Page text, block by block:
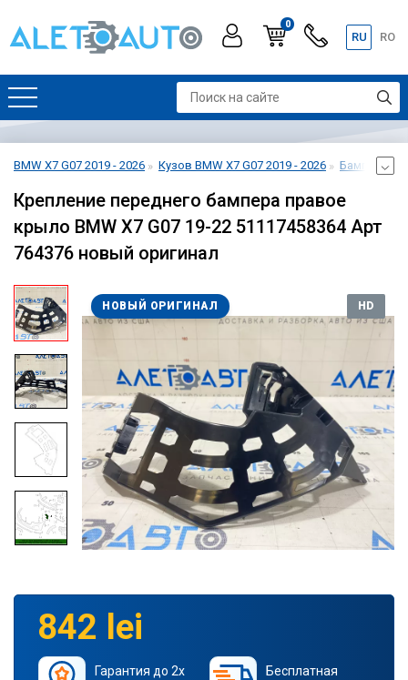
0
RU RO
BMW X7 G07 2019 - 2026 Кузов BMW X7 G07 2019 - 2026 Бампер
Крепление переднего бампера правое
крыло BMW X7 G07 19-22 51117458364 Арт
764376 новый оригинал
НОВЫЙ ОРИГИНАЛ HD
842 lei
Гарантия до 2х
Бесплатная